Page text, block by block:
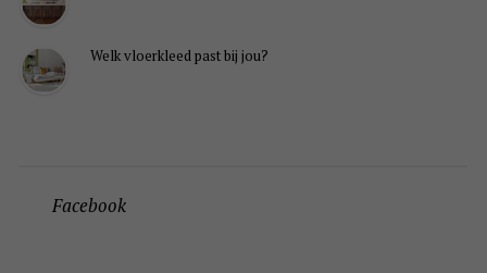
Welk vloerkleed past bij jou?
Facebook